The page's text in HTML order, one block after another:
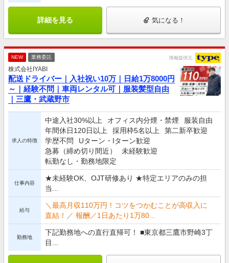
詳細を見る 気になる！
NEW 業務委託 情報提供元
株式会社IYABI
配送ドライバー｜入社祝い10万｜日給1万8000円
～｜経験不問｜車両レンタル可｜服装髪型自由
｜三鷹・武蔵野市
求人の特徴
中途入社30%以上 オフィス内分煙・禁煙
服装自由
年間休日120日以上
採用枠5名以上
第二新卒歓迎
学歴不問
Uターン・Iターン歓迎
急募（締め切り間近）
未経験歓迎
転勤なし・勤務地限定
仕事内容
★未経験OK、OJT研修あり ★特定エリアのみの担
当...
給与
＼最高月収110万円！コツをつかむことが高収入に
直結！／ 報酬／1日あたり1万80...
勤務地
下記勤務地への直行直帰可！ ■東京都三鷹市野崎3丁
目...